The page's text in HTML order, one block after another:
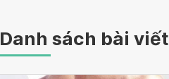
Danh sách bài viết